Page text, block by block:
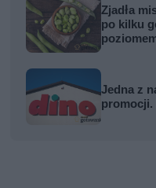
Zjadła
po kilku
Jedna z
promocji.